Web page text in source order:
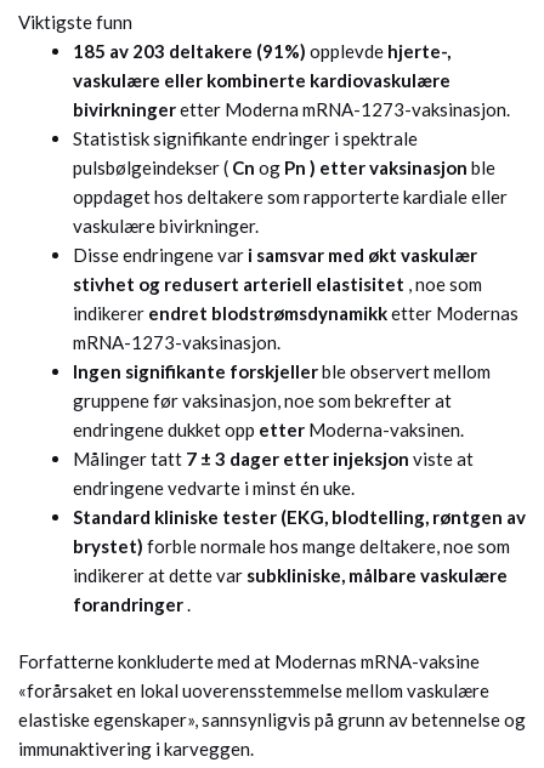
Viktigste funn
185 av 203 deltakere (91%) opplevde hjerte-,
vaskulære eller kombinerte kardiovaskulære
bivirkningeretter Moderna mRNA-1273-vaksinasjon.
Statistisk signifikante endringer i spektrale
pulsbølgeindekser ( Cn og Pn ) etter vaksinasjon ble
oppdaget hos deltakere som rapporterte kardiale eller
vaskulære bivirkninger.
Disse endringene var i samsvar med økt vaskulær
stivhet og redusert arteriell elastisitet , noe som
indikerer endret blodstrømsdynamikketter Modernas
mRNA-1273-vaksinasjon.
Ingen signifikante forskjellerble observert mellom
gruppene før vaksinasjon, noe som bekrefter at
endringene dukket opp etter Moderna-vaksinen.
Målinger tatt 7 ± 3 dager etter injeksjon viste at
endringene vedvarte i minst én uke.
Standard kliniske tester (EKG, blodtelling, røntgen av
brystet) forble normale hos mange deltakere, noe som
indikerer at dette var subkliniske, målbare vaskulære
forandringer.
Forfatterne konkluderte med at Modernas mRNA-vaksine
«forårsaket en lokal uoverensstemmelse mellom vaskulære
elastiske egenskaper», sannsynligvis på grunn av betennelse og
immunaktivering i karveggen.